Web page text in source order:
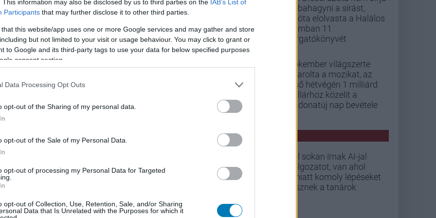
This information may also be disclosed by us to third parties on the IAB’s List of
Participants that may further disclose it to other third parties.
that this website/app uses one or more Google services and may gather and store
but not limited to your visit or usage behaviour. You may click to grant or
to Google and its third-party tags to use your data for below specified purposes
consent section.
Data Processing Opt Outs
opt-out of the Sharing of my personal data.
opt-out of the Sale of my Personal Data.
opt-out of processing my Personal Data for Targeted
opt-out of Collection, Use, Retention, Sale, and/or Sharing
Data that Is Unrelated with the Purposes for which it
gyomorral az ilyesmit.
képben maradj a játék- és filmvilág, a geek
hangulata – Jön a második forduló! (X)
corporation
abbahagyni a sírást,
mióta elolvasta a Halálos
iramban 11
forgatókönyvét
Pókember világszerte
letarolta a mozikat, az
első hétvégén 1 milliárd
dollárhoz közelít a
Vadonatúj nap bevétele
PCW HÍREK
Túl sokan írnak AI-jal
dolgozatot, van ahol
emiatt komoly lépéseket
tesznek a tanárok